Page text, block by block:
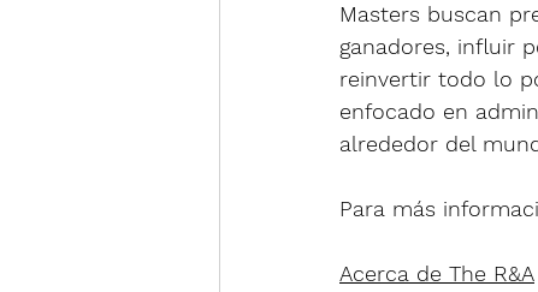
Masters buscan
ganadores, influir
reinvertir todo lo
enfocado en
alrededor del
Para más
Acerca de The R&A